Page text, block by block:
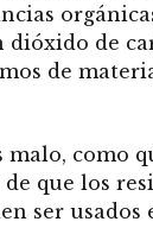
dióxido de
de
malo, como
que los
ser usados